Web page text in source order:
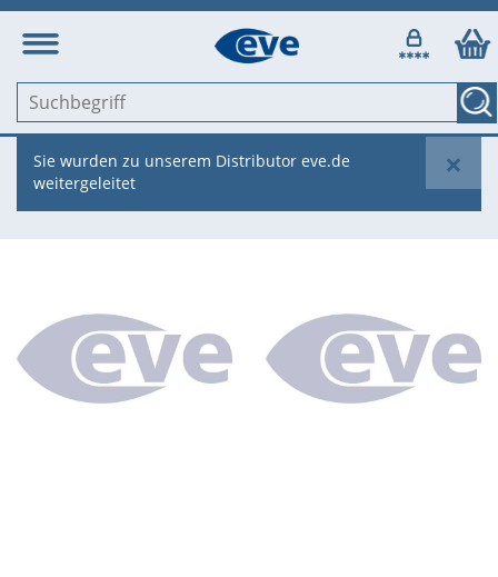
×
Sie wurden zu unserem Distributor eve.de
weitergeleitet